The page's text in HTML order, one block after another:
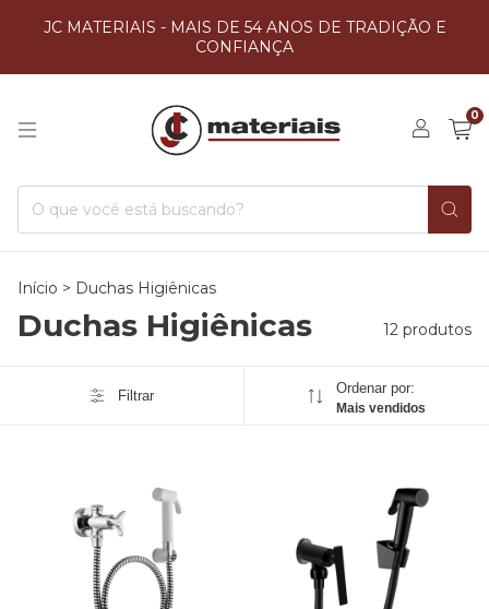
JC MATERIAIS - MAIS DE 54 ANOS DE TRADIÇÃO E
CONFIANÇA
0
Início > Duchas Higiênicas
Duchas Higiênicas 12 produtos
Filtrar Ordenar por:
Mais vendidos